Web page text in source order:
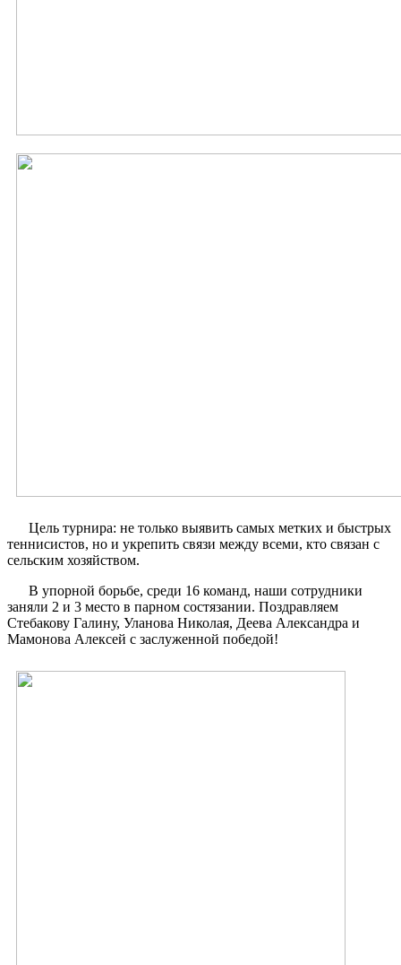
Цель турнира: не только выявить самых метких и быстрых
теннисистов, но и укрепить связи между всеми, кто связан с
сельским хозяйством.
В упорной борьбе, среди 16 команд, наши сотрудники
заняли 2 и 3 место в парном состязании. Поздравляем
Стебакову Галину, Уланова Николая, Деева Александра и
Мамонова Алексей с заслуженной победой!